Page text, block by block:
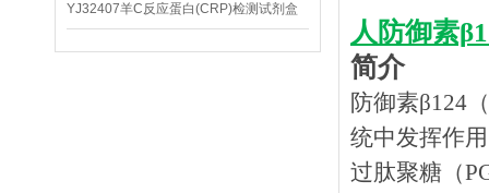
YJ32407羊C反应蛋白(CRP)检测试剂盒
人防御素
简介
防御素β124
统中发挥作
过肽聚糖（